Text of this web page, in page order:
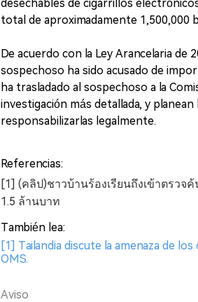
desechables de cigarrillos
total de aproximadamente 1,500,000
De acuerdo con la Ley Arancelaria de
sospechoso ha sido acusado de
ha trasladado al sospechoso a la
investigación más detallada, y
responsabilizarlas legalmente.
Referencias:
[1] (คลิป)ชาวบ้านร้องเรียนถึงเข้าตรว
1.5 ล้านบาท
También lea:
[1] Tailandia discute la amenaza de
OMS.
Aviso